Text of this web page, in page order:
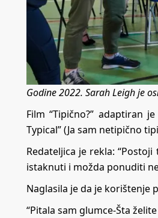
Godine 2022. Sarah Leigh je
Film “Tipično?” adaptiran
Typical” (Ja sam netipično
Redateljica je rekla:
istaknuti i možda ponuditi
Naglasila je da je korištenje
“Pitala sam glumce-Šta